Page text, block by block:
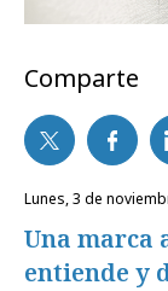
Comparte
lunes, 3 de
Una marca
entiende y